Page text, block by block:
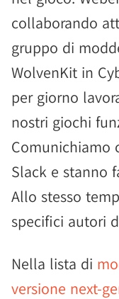
collaborando
gruppo di
WolvenKit in
per giorno
nostri giochi
Comunichiamo
Slack e stanno
Allo stesso
specifici autori
Nella lista di
versione next-